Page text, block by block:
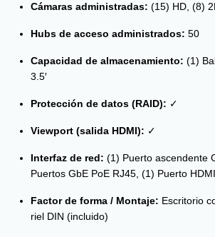
Cámaras administradas: (15) HD, (8)
Hubs de acceso administrados: 50
Capacidad de almacenamiento: (1)
3.5′
Protección de datos (RAID): ✓
Viewport (salida HDMI): ✓
Interfaz de red: (1) Puerto ascendente
Puertos GbE PoE RJ45, (1) Puerto
Factor de forma / Montaje: Escritorio
riel DIN (incluido)